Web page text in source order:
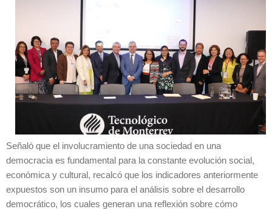
Señaló que el involucramiento de una sociedad en una
democracia es fundamental para la constante evolución social,
económica y cultural, recalcó que los indicadores anteriormente
expuestos son un insumo para el análisis sobre el desarrollo
democrático, los cuales generan una reflexión sobre cómo